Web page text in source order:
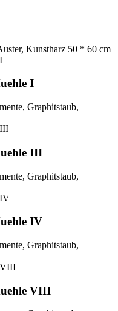
Kunstharz 50 * 60 cm
I
Graphitstaub,
III
Graphitstaub,
IV
Graphitstaub,
VIII